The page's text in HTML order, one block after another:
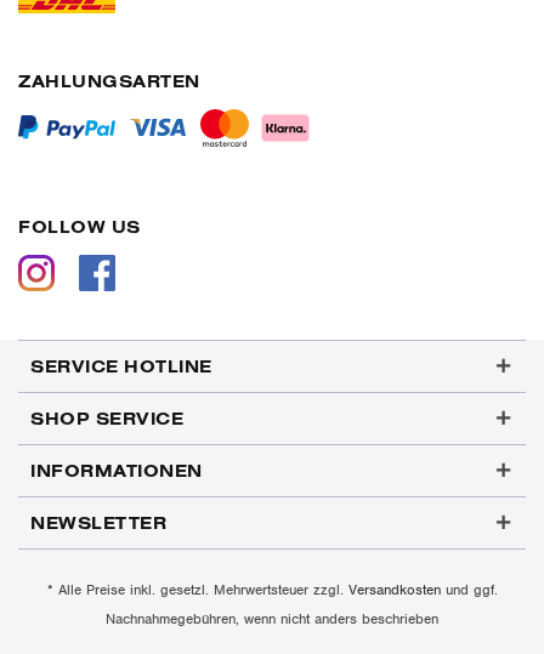
ZAHLUNGSARTEN
FOLLOW US
SERVICE HOTLINE
SHOP SERVICE
INFORMATIONEN
NEWSLETTER
* Alle Preise inkl. gesetzl. Mehrwertsteuer zzgl. Versandkostenund ggf.
Nachnahmegebühren, wenn nicht anders beschrieben